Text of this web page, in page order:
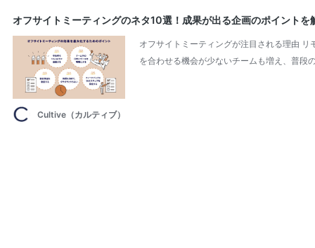
オフサイトミーティングのネタ10選！成果が出る企画のポイントを
オフサイトミーティングが注目される理由
を合わせる機会が少ないチームも増え、普
Cultive（カルティブ）